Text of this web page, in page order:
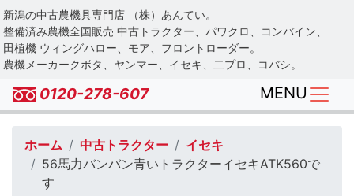
Skip
to
main
content
新潟の中古農機具専門店 （株）あんてい。
整備済み農機全国販売 中古トラクター、パワクロ、コンバイン、
田植機 ウィングハロー、モア、フロントローダー。
農機メーカークボタ、ヤンマー、イセキ、二プロ、コバシ。
0120-278-607 MENU
ホーム 中古トラクター
イセキ
56馬力バンバン青いトラクターイセキATK560で
す